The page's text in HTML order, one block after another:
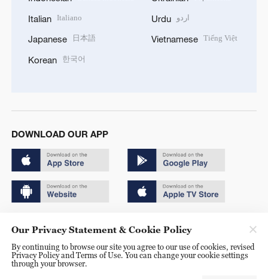
Italian Italiano
Japanese 日本語
Korean 한국어
Urdu اردو
Vietnamese Tiếng Việt
DOWNLOAD OUR APP
京ICP备20000184号
京公网安备 11010502050052号
Our Privacy Statement & Cookie Policy
By continuing to browse our site you agree to our use of cookies, revised
Privacy Policy and Terms of Use. You can change your cookie settings
through your browser.